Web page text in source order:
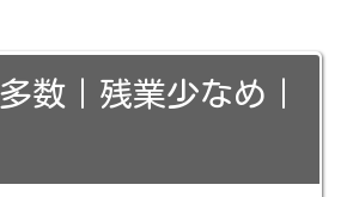
数｜残業少なめ｜